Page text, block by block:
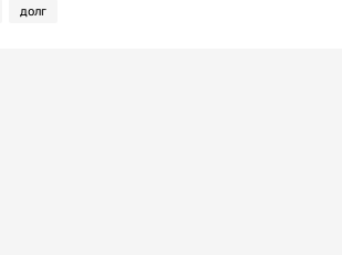
долг